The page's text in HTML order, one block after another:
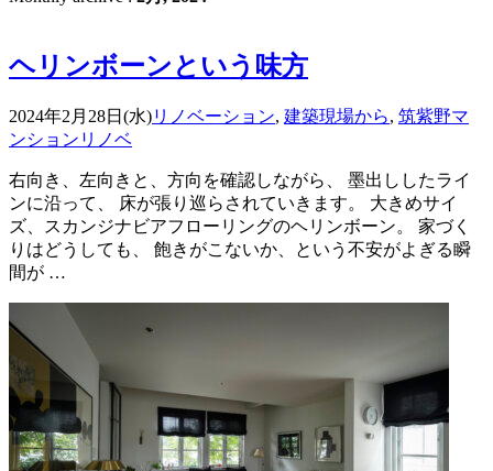
ヘリンボーンという味方
2024年2月28日(水)リノベーション, 建築現場から, 筑紫野マ
ンションリノベ
右向き、左向きと、方向を確認しながら、 墨出ししたライ
ンに沿って、 床が張り巡らされていきます。 大きめサイ
ズ、スカンジナビアフローリングのヘリンボーン。 家づく
りはどうしても、 飽きがこないか、という不安がよぎる瞬
間が …